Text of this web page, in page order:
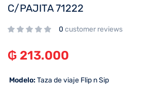
C/PAJITA 71222
0 customer reviews
₲ 213.000
 Modelo:Taza de viaje Flip n Sip